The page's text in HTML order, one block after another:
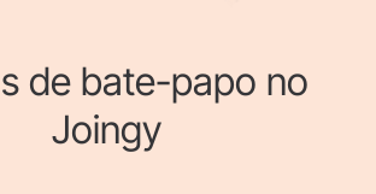
de bate-papo no
Joingy